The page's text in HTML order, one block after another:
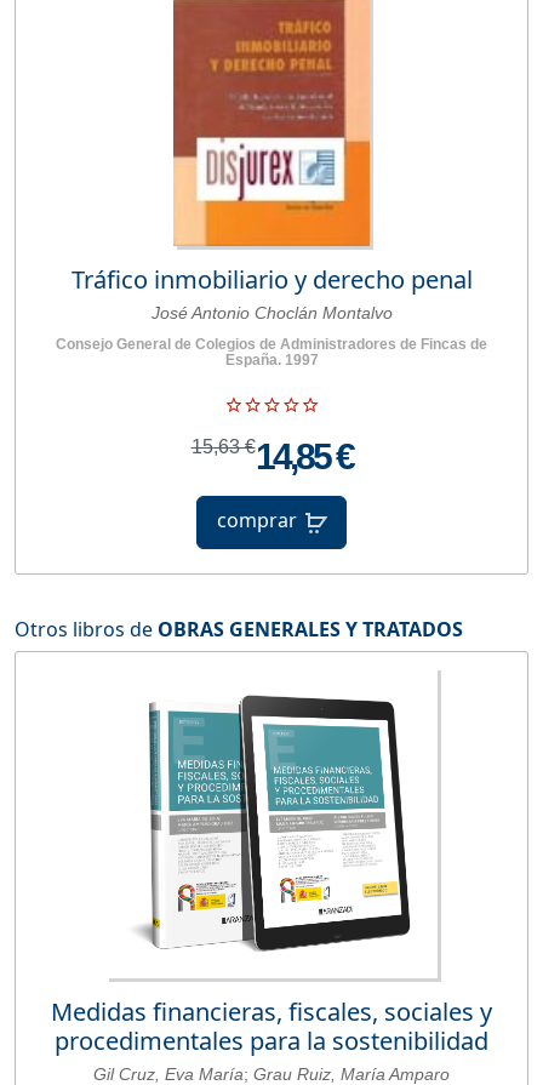
Tráfico inmobiliario y derecho penal
José Antonio Choclán Montalvo
Consejo General de Colegios de Administradores de Fincas de
España. 1997
15,63 €14,85 €
comprar
Otros libros de OBRAS GENERALES Y TRATADOS
Medidas financieras, fiscales, sociales y
procedimentales para la sostenibilidad
Gil Cruz, Eva María; Grau Ruiz, María Amparo